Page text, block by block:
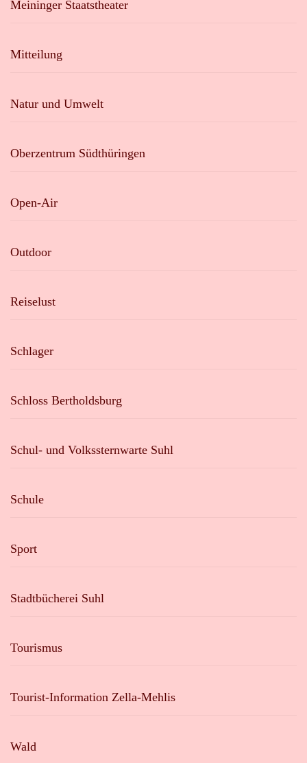
Meininger Staatstheater
Mitteilung
Natur und Umwelt
Oberzentrum Südthüringen
Open-Air
Outdoor
Reiselust
Schlager
Schloss Bertholdsburg
Schul- und Volkssternwarte Suhl
Schule
Sport
Stadtbücherei Suhl
Tourismus
Tourist-Information Zella-Mehlis
Wald